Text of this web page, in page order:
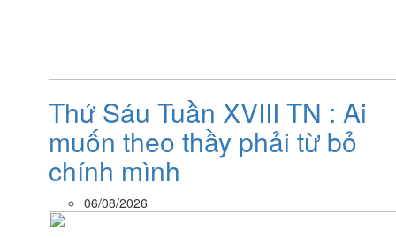
Thứ Sáu Tuần XVIII TN : Ai
muốn theo thầy phải từ bỏ
chính mình
06/08/2026